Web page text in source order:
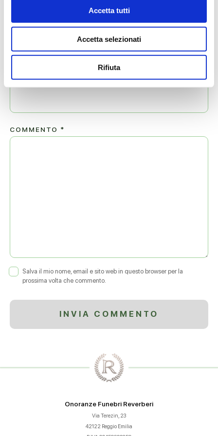
Accetta tutti
Accetta selezionati
Rifiuta
COMMENTO *
Salva il mio nome, email e sito web in questo browser per la
prossima volta che commento.
Onoranze Funebri Reverberi
Via Terezin, 23
42122 Reggio Emilia